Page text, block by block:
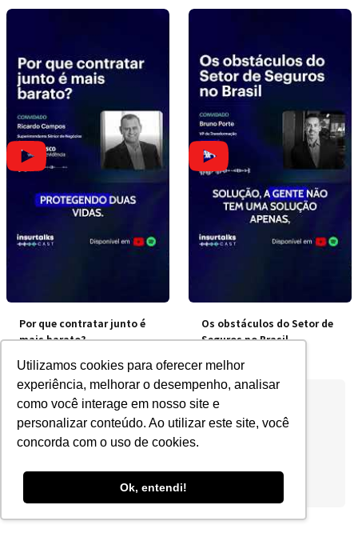
Utilizamos cookies para oferecer melhor
experiência, melhorar o desempenho, analisar
como você interage em nosso site e
personalizar conteúdo. Ao utilizar este site, você
concorda com o uso de cookies.
Ok, entendi!
Por que contratar junto é
mais barato?
Os obstáculos do Setor de
Seguros no Brasil